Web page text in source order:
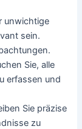
unwichtige
sein.
Sie, alle
erfassen und
Sie präzise
zu